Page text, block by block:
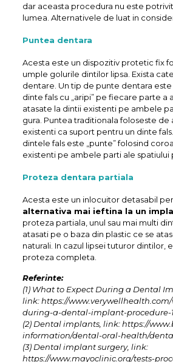
dar aceasta procedura nu este
lumea. Alternativele de luat in
Puntea dentara
Acesta este un dispozitiv protetic fix
umple golurile dintilor lipsa. Exista
dentare. Un tip de punte dentara
dinte fals cu „aripi” pe fiecare parte a
atasate la dintii existenti pe ambele
gura. Puntea traditionala foloseste de
existenti ca suport pentru un dinte
dintele fals este „punte” folosind
existenti pe ambele parti ale spatiului
Proteza dentara partiala
Acesta este un inlocuitor detasabil
alternativa mai ieftina la un
proteza partiala, unul sau mai multi
atasati pe o baza din plastic ce se
naturali. In cazul lipsei tuturor dintilor,
proteza completa.
Referinte:
(1) What to Expect During a Dental
link: https://
during-a-dental-implant-procedure-
(2) Dental implants, link: https://
information/dental-oral-health/
(3) Dental implant surgery, link:
https://www.mayoclinic.org/tests-